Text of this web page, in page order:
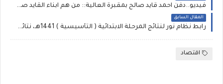
فيديو..دفن احمد قايد صالح بمقبرة العالية:: من هم ابناء القايد صالح ~ وحجم ممتلكات القايد صالح ويكيبيديا .. موعد تشييع جنازة والصلاة على ودفن القايد صالح ~ ابن الماريشال قايد صالح
المقال السابق
رابط نظام نور لنتائج المرحلة الابتدائية ( التأسيسية ) 1441هـ، نتائج الصف السادس الابتدائية اولاد وبنات من هنا
اقتصاد